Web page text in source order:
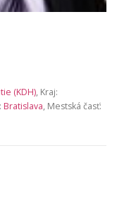
(KDH), Kraj:
Bratislava, Mestská časť: